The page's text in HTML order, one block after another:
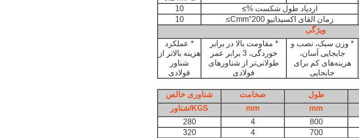
ازدیاد طول شکست %≥
10
زمان القای اکسیداتیو 200°Cmm≥
10
ویژگی
* وزن سبک، نصب و
جابجایی آسان،
هزینه‌های کم برای
جابجایی
* مقاومت بالا در برابر
خوردگی، 3 برابر عمر
طولانی‌تر از شناورهای
فولادی
* عملکرد
هزینه بالاتر از
شناور
فولادی
طول ضخامت
شناوری خالص
mm
mm
KGS/شناور
800
4
280
700
4
320